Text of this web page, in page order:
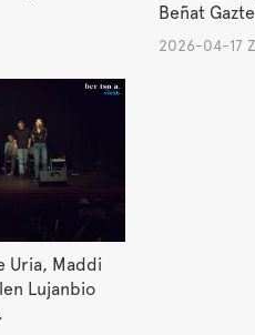
Beñat
2026-04-17
Uria, Maddi
Lujanbio